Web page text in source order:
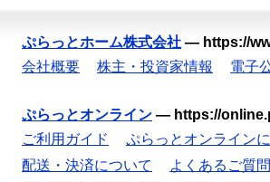
ぷらっとホーム株式会社 — https://
会社概要
株主・投資家情報 電子
ぷらっとオンライン — https://
ご利用ガイド
ぷらっとオンライン
配送・決済について
よくあるご質問